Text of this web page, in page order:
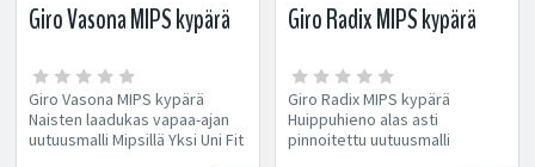
Giro Vasona MIPS kypärä
Giro Vasona MIPS kypärä
Naisten laadukas vapaa-ajan
uutuusmalli Mipsillä Yksi Uni Fit
Giro Radix MIPS kypärä
Giro Radix MIPS kypärä
Huippuhieno alas asti
pinnoitettu uutuusmalli